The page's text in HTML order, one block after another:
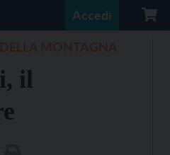
Accedi
il